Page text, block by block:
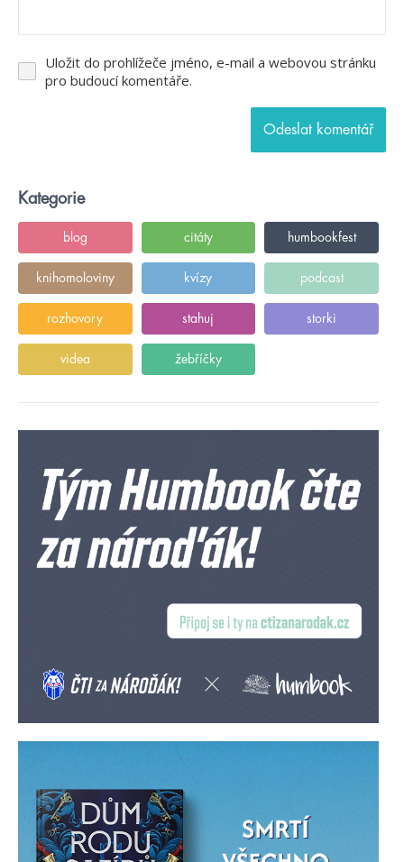
Uložit do prohlížeče jméno, e-mail a webovou stránku
pro budoucí komentáře.
Kategorie
blog citáty humbookfest
knihomoloviny kvízy podcast
rozhovory stahuj storki
videa žebříčky